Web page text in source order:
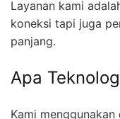
Layanan kami
koneksi tapi juga
panjang.
Apa
Kami